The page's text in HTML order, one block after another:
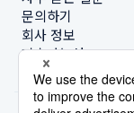
문의하기
회사 정보
지속가능성